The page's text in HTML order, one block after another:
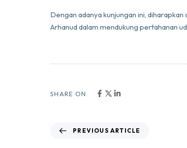
Dengan adanya kunjungan ini,
Arhanud dalam mendukung pertahanan
SHARE ON
PREVIOUS ARTICLE